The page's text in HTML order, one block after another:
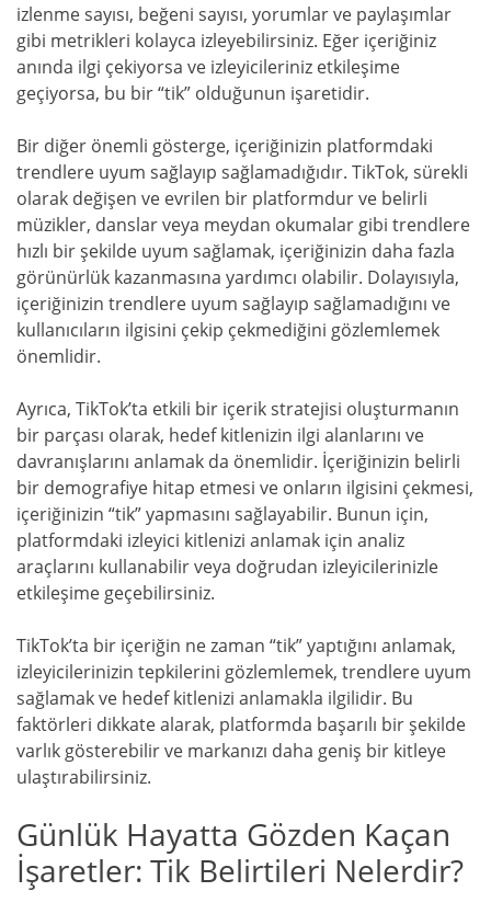
izlenme sayısı, beğeni sayısı, yorumlar ve paylaşımlar
gibi metrikleri kolayca izleyebilirsiniz. Eğer içeriğiniz
anında ilgi çekiyorsa ve izleyicileriniz etkileşime
geçiyorsa, bu bir “tik” olduğunun işaretidir.
Bir diğer önemli gösterge, içeriğinizin platformdaki
trendlere uyum sağlayıp sağlamadığıdır. TikTok, sürekli
olarak değişen ve evrilen bir platformdur ve belirli
müzikler, danslar veya meydan okumalar gibi trendlere
hızlı bir şekilde uyum sağlamak, içeriğinizin daha fazla
görünürlük kazanmasına yardımcı olabilir. Dolayısıyla,
içeriğinizin trendlere uyum sağlayıp sağlamadığını ve
kullanıcıların ilgisini çekip çekmediğini gözlemlemek
önemlidir.
Ayrıca, TikTok’ta etkili bir içerik stratejisi oluşturmanın
bir parçası olarak, hedef kitlenizin ilgi alanlarını ve
davranışlarını anlamak da önemlidir. İçeriğinizin belirli
bir demografiye hitap etmesi ve onların ilgisini çekmesi,
içeriğinizin “tik” yapmasını sağlayabilir. Bunun için,
platformdaki izleyici kitlenizi anlamak için analiz
araçlarını kullanabilir veya doğrudan izleyicilerinizle
etkileşime geçebilirsiniz.
TikTok’ta bir içeriğin ne zaman “tik” yaptığını anlamak,
izleyicilerinizin tepkilerini gözlemlemek, trendlere uyum
sağlamak ve hedef kitlenizi anlamakla ilgilidir. Bu
faktörleri dikkate alarak, platformda başarılı bir şekilde
varlık gösterebilir ve markanızı daha geniş bir kitleye
ulaştırabilirsiniz.
Günlük Hayatta Gözden Kaçan
İşaretler: Tik Belirtileri Nelerdir?